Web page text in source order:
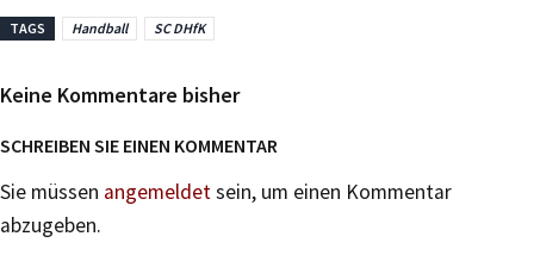
TAGS Handball SC DHfK
Keine Kommentare bisher
SCHREIBEN SIE EINEN KOMMENTAR
Sie müssen angemeldetsein, um einen Kommentar
abzugeben.